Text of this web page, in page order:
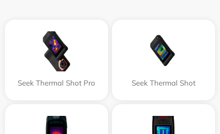
Seek Thermal Shot Pro Seek Thermal Shot